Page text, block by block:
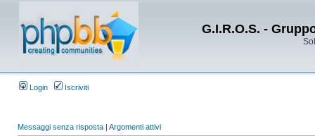
G.I.R.O.S. -
Login Iscriviti
Messaggi senza risposta | Argomenti attivi